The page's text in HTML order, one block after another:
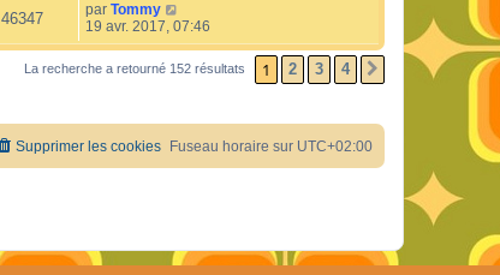
46347 par Tommy
19 avr. 2017, 07:46
La recherche a retourné 152 résultats 1 2 3 4 SUIVANT
Fuseau horaire sur UTC+02:00
Supprimer les cookies